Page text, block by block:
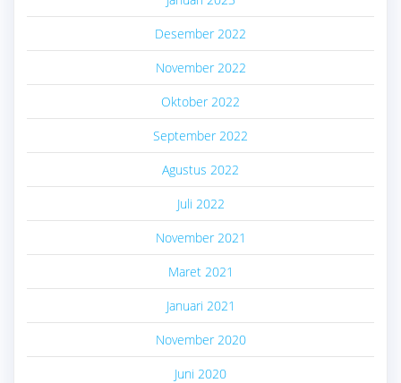
Desember 2022
November 2022
Oktober 2022
September 2022
Agustus 2022
Juli 2022
November 2021
Maret 2021
Januari 2021
November 2020
Juni 2020